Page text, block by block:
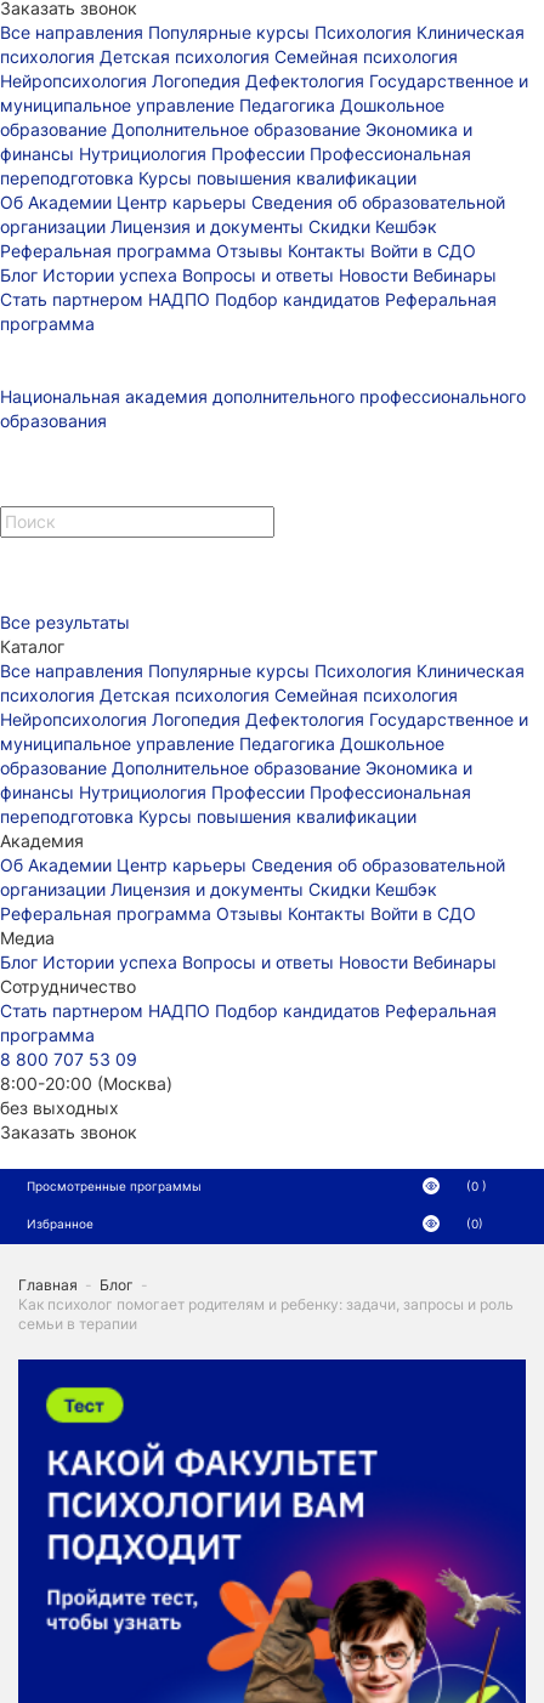
Заказать звонок
Все направления Популярные курсы Психология Клиническая
психология Детская психология Семейная психология
Нейропсихология Логопедия Дефектология Государственное и
муниципальное управление Педагогика Дошкольное
образование Дополнительное образование Экономика и
финансы Нутрициология Профессии Профессиональная
переподготовка Курсы повышения квалификации
Об Академии Центр карьеры Сведения об образовательной
организации Лицензия и документы Скидки Кешбэк
Реферальная программа Отзывы Контакты Войти в СДО
Блог Истории успеха Вопросы и ответы Новости Вебинары
Стать партнером НАДПО Подбор кандидатов Реферальная
программа
Национальная академия дополнительного профессионального
образования
Все результаты
Каталог
Все направления Популярные курсы Психология Клиническая
психология Детская психология Семейная психология
Нейропсихология Логопедия Дефектология Государственное и
муниципальное управление Педагогика Дошкольное
образование Дополнительное образование Экономика и
финансы Нутрициология Профессии Профессиональная
переподготовка Курсы повышения квалификации
Академия
Об Академии Центр карьеры Сведения об образовательной
организации Лицензия и документы Скидки Кешбэк
Реферальная программа Отзывы Контакты Войти в СДО
Медиа
Блог Истории успеха Вопросы и ответы Новости Вебинары
Сотрудничество
Стать партнером НАДПО Подбор кандидатов Реферальная
программа
8 800 707 53 09
8:00-20:00 (Москва)
без выходных
Заказать звонок
Просмотренные программы (0 )
Избранное (0)
Главная - Блог -
Как психолог помогает родителям и ребенку: задачи, запросы и роль
семьи в терапии